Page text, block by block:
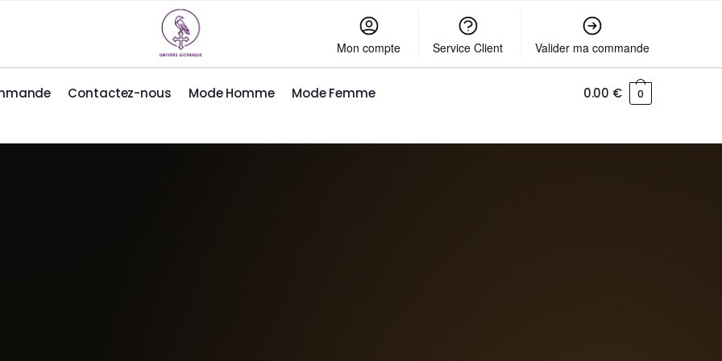
Mon compte Service Client Valider ma commande
Contactez-nous Mode Homme Mode Femme 0.00 € 0